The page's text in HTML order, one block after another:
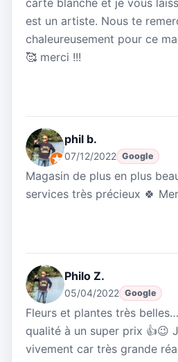
carte blanche et je vous
est un artiste. Nous te
chaleureusement pour ce
🥰 merci !!!
phil b.
07/12/2022 Google
Magasin de plus en plus
services très précieux 🍀
Philo Z.
05/04/2022 Google
Fleurs et plantes très
qualité à un super prix 👍😉
vivement car très grande